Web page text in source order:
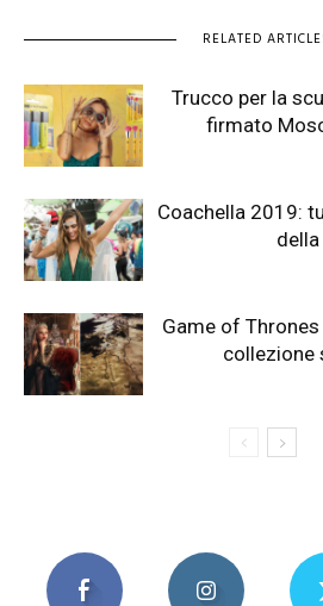
RELATED
Trucco per la
firmato
Coachella 2019:
Game of
collezione